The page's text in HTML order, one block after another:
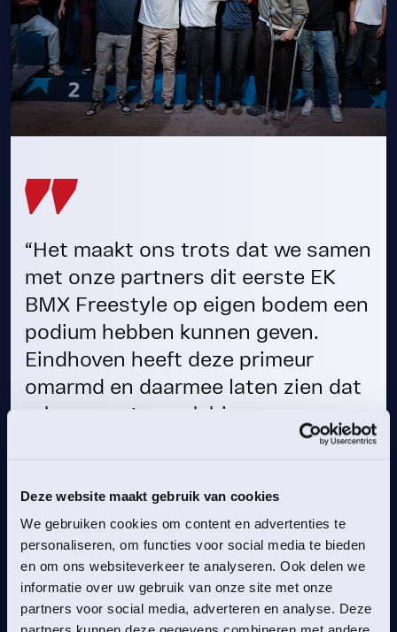
Deze website maakt gebruik van cookies
We gebruiken cookies om content en advertenties te
personaliseren, om functies voor social media te bieden
en om ons websiteverkeer te analyseren. Ook delen we
informatie over uw gebruik van onze site met onze
partners voor social media, adverteren en analyse. Deze
“Het maakt ons trots dat we samen
met onze partners dit eerste EK
BMX Freestyle op eigen bodem een
podium hebben kunnen geven.
Eindhoven heeft deze primeur
omarmd en daarmee laten zien dat
urban sporten ook hier een
serieuze plaats verdienen binnen
meer.”
RENS KAMPHUIS
LPC